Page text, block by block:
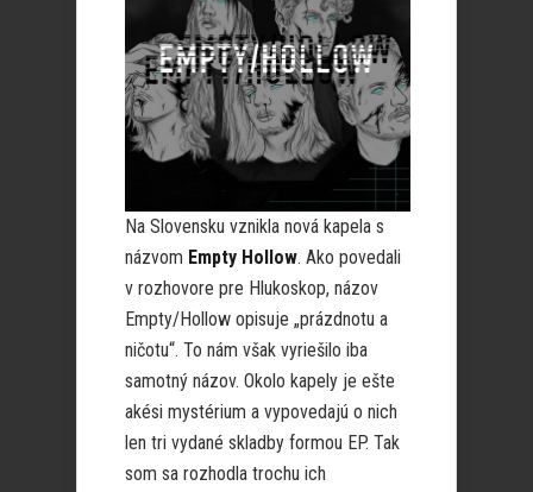
Na Slovensku vznikla nová kapela s
názvom Empty Hollow. Ako povedali
v rozhovore pre Hlukoskop, názov
Empty/Hollow opisuje „prázdnotu a
ničotu“. To nám však vyriešilo iba
samotný názov. Okolo kapely je ešte
akési mystérium a vypovedajú o nich
len tri vydané skladby formou EP. Tak
som sa rozhodla trochu ich